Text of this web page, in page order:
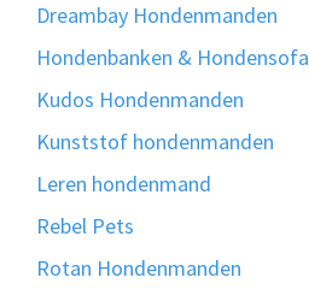
Dreambay Hondenmanden
Hondenbanken & Hondensofa
Kudos Hondenmanden
Kunststof hondenmanden
Leren hondenmand
Rebel Pets
Rotan Hondenmanden